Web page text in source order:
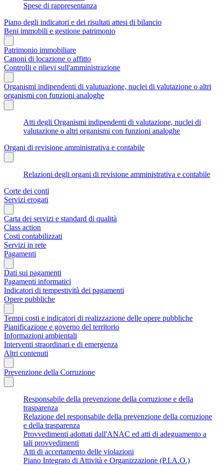
Spese di rappresentanza
Piano degli indicatori e dei risultati attesi di bilancio
Beni immobili e gestione patrimonio
Patrimonio immobiliare
Canoni di locazione o affitto
Controlli e rilievi sull'amministrazione
Organismi indipendenti di valutuazione, nuclei di valutazione o altri
organismi con funzioni analoghe
Atti degli Organismi indipendenti di valutazione, nuclei di
valutazione o altri organismi con funzioni analoghe
Organi di revisione amministrativa e contabile
Relazioni degli organi di revisione amministrativa e contabile
Corte dei conti
Servizi erogati
Carta dei servizi e standard di qualità
Class action
Costi contabilizzati
Servizi in rete
Pagamenti
Dati sui pagamenti
Pagamenti informatici
Indicatori di tempestività dei pagamenti
Opere pubbliche
Tempi costi e indicatori di realizzazione delle opere pubbliche
Pianificazione e governo del territorio
Informazioni ambientali
Interventi straordinari e di emergenza
Altri contenuti
Prevenzione della Corruzione
Responsabile della prevenzione della corruzione e della
trasparenza
Relazione del responsabile della prevenzione della corruzione
e della trasparenza
Provvedimenti adottati dall'ANAC ed atti di adeguamento a
tali provvedimenti
Atti di accertamento delle violazioni
Piano Integrato di Attività e Organizzazione (P.I.A.O.)